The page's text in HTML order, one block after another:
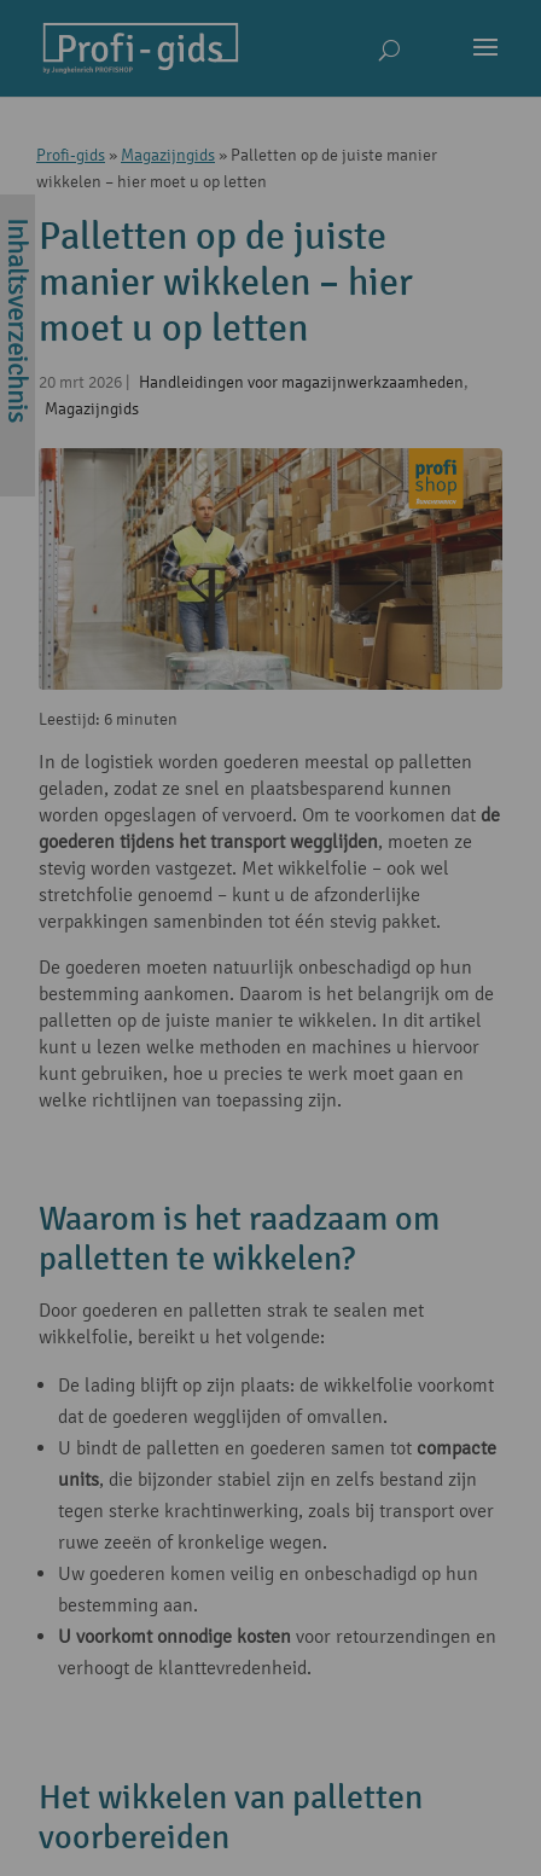
Profi-gids » Magazijngids » Palletten op de juiste manier
wikkelen – hier moet u op letten
Palletten op de juiste
manier wikkelen – hier
moet u op letten
20 mrt 2026 Handleidingen voor magazijnwerkzaamheden,
Magazijngids
Leestijd: 6 minuten
In de logistiek worden goederen meestal op palletten
geladen, zodat ze snel en plaatsbesparend kunnen
worden opgeslagen of vervoerd. Om te voorkomen dat de
goederen tijdens het transport wegglijden, moeten ze
stevig worden vastgezet. Met wikkelfolie – ook wel
stretchfolie genoemd – kunt u de afzonderlijke
verpakkingen samenbinden tot één stevig pakket.
De goederen moeten natuurlijk onbeschadigd op hun
bestemming aankomen. Daarom is het belangrijk om de
palletten op de juiste manier te wikkelen. In dit artikel
kunt u lezen welke methoden en machines u hiervoor
kunt gebruiken, hoe u precies te werk moet gaan en
welke richtlijnen van toepassing zijn.
Waarom is het raadzaam om
palletten te wikkelen?
Door goederen en palletten strak te sealen met
wikkelfolie, bereikt u het volgende:
De lading blijft op zijn plaats: de wikkelfolie voorkomt
dat de goederen wegglijden of omvallen.
U bindt de palletten en goederen samen tot compacte
units, die bijzonder stabiel zijn en zelfs bestand zijn
tegen sterke krachtinwerking, zoals bij transport over
ruwe zeeën of kronkelige wegen.
Uw goederen komen veilig en onbeschadigd op hun
bestemming aan.
U voorkomt onnodige kosten voor retourzendingen en
verhoogt de klanttevredenheid.
Het wikkelen van palletten
voorbereiden